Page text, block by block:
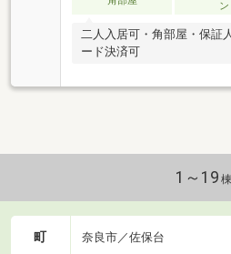
ン
二人入居可・角部屋・保証
ード決済可
1～19 棟
町 奈良市／佐保台